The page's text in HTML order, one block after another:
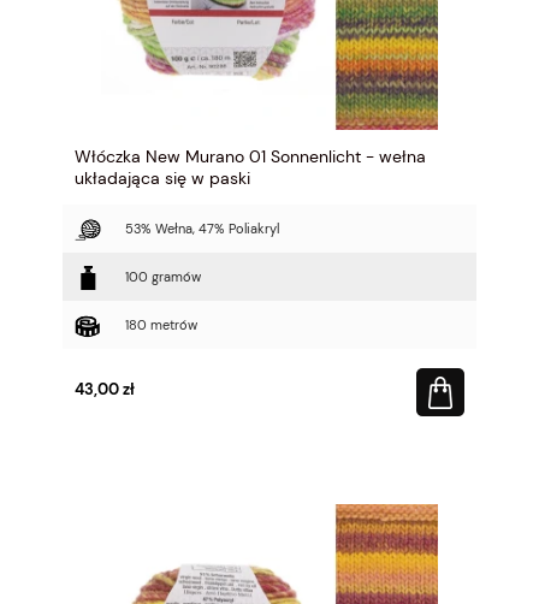
Włóczka New Murano 01 Sonnenlicht - wełna
układająca się w paski
53% Wełna, 47% Poliakryl
100 gramów
180 metrów
43,00 zł